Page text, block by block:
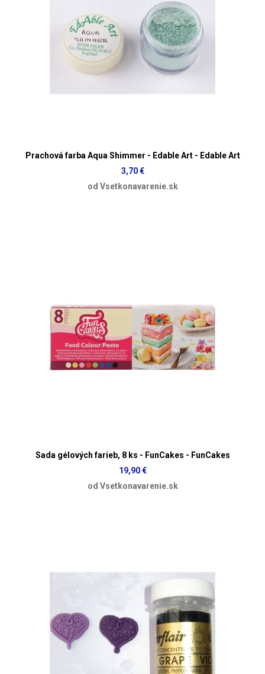
Prachová farba Aqua Shimmer - Edable Art - Edable Art
3,70 €
od Vsetkonavarenie.sk
Sada gélových farieb, 8 ks - FunCakes - FunCakes
19,90 €
od Vsetkonavarenie.sk